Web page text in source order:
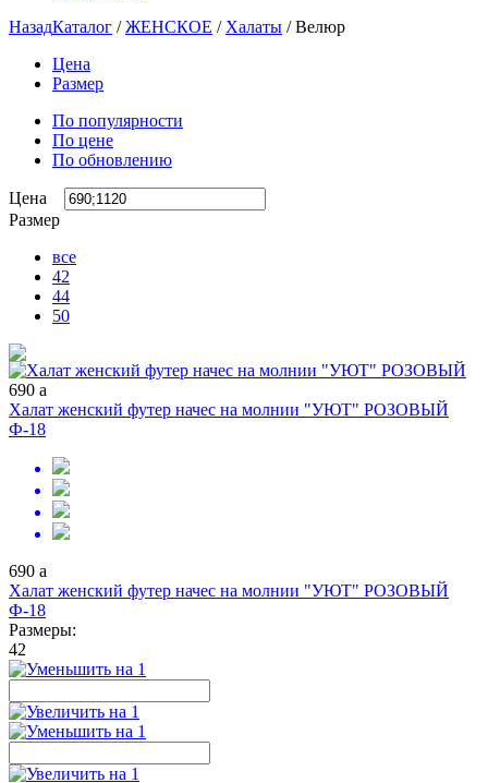
НазадКаталог /ЖЕНСКОЕ / Халаты /Велюр
Цена
Размер
По популярности
По цене
По обновлению
Цена
Размер
все
42
44
50
690 a
Халат женский футер начес на молнии "УЮТ" РОЗОВЫЙ
Ф-18
690 a
Халат женский футер начес на молнии "УЮТ" РОЗОВЫЙ
Ф-18
Размеры:
42